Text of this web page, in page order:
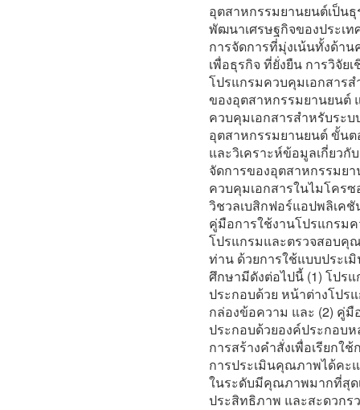
อุตสาหกรรมยานยนต์เป็
พัฒนาเศรษฐกิจของประเท
การจัดการที่มุ่งเน้นทั้งด้า
เพื่อธุรกิจ ที่ยั่งยืน การวิจัย
โปรแกรมควบคุมเอกสาร
ของอุตสาหกรรมยานยนต์
ควบคุมเอกสารสำหรับระ
อุตสาหกรรมยานยนต์ ขั้นต
และวิเคราะห์ข้อมูลเกี่ยว
จัดการของอุตสาหกรรมย
ควบคุมเอกสารในไมโคร
วิชวลเบสิกฟอร์แอปพลิเค
คู่มือการใช้งานโปรแกรม
โปรแกรมและตรวจสอบคุ
ท่าน ด้วยการใช้แบบประเ
ศึกษามีดังต่อไปนี้ (1) โปร
ประกอบด้วย หน้าต่างโปร
กล่องข้อความ และ (2) คู่
ประกอบด้วยองค์ประกอบ
การสร้างคำสั่งเพื่อเรียก
การประเมินคุณภาพได้คะ
ในระดับมีคุณภาพมากที่สุด
ประสิทธิภาพ และสะดวกร